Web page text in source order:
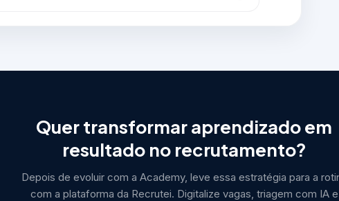
Quer transformar aprendizado em
resultado no recrutamento?
Depois de evoluir com a Academy, leve essa estratégia para a
com a plataforma da Recrutei. Digitalize vagas, triagem com IA e